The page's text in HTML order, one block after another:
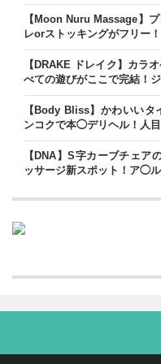
【Moon Nuru Massage】
レorストッキングがフリー
【DRAKE ドレイク】カラ
べての遊びがここで完結！
【Body Bliss】かわいい
ンコクで本◯デリヘル！人
【DNA】S字カーブチェア
ッサージ新スポット！ア◯